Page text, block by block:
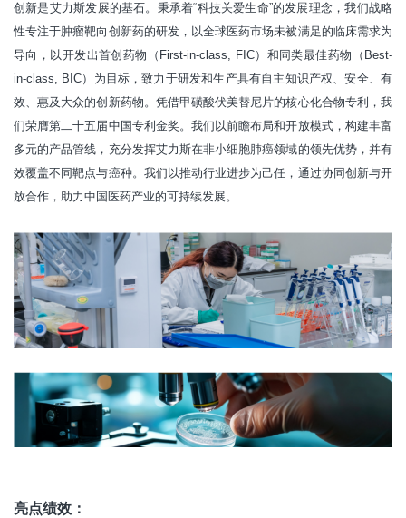
创新是艾力斯发展的基石。秉承着“科技关爱生命”的发展理念，我们战略
性专注于肿瘤靶向创新药的研发，以全球医药市场未被满足的临床需求为
导向，以开发出首创药物（First-in-class, FIC）和同类最佳药物（Best-
in-class, BIC）为目标，致力于研发和生产具有自主知识产权、安全、有
效、惠及大众的创新药物。凭借甲磺酸伏美替尼片的核心化合物专利，我
们荣膺第二十五届中国专利金奖。我们以前瞻布局和开放模式，构建丰富
多元的产品管线，充分发挥艾力斯在非小细胞肺癌领域的领先优势，并有
效覆盖不同靶点与癌种。我们以推动行业进步为己任，通过协同创新与开
放合作，助力中国医药产业的可持续发展。
亮点绩效：